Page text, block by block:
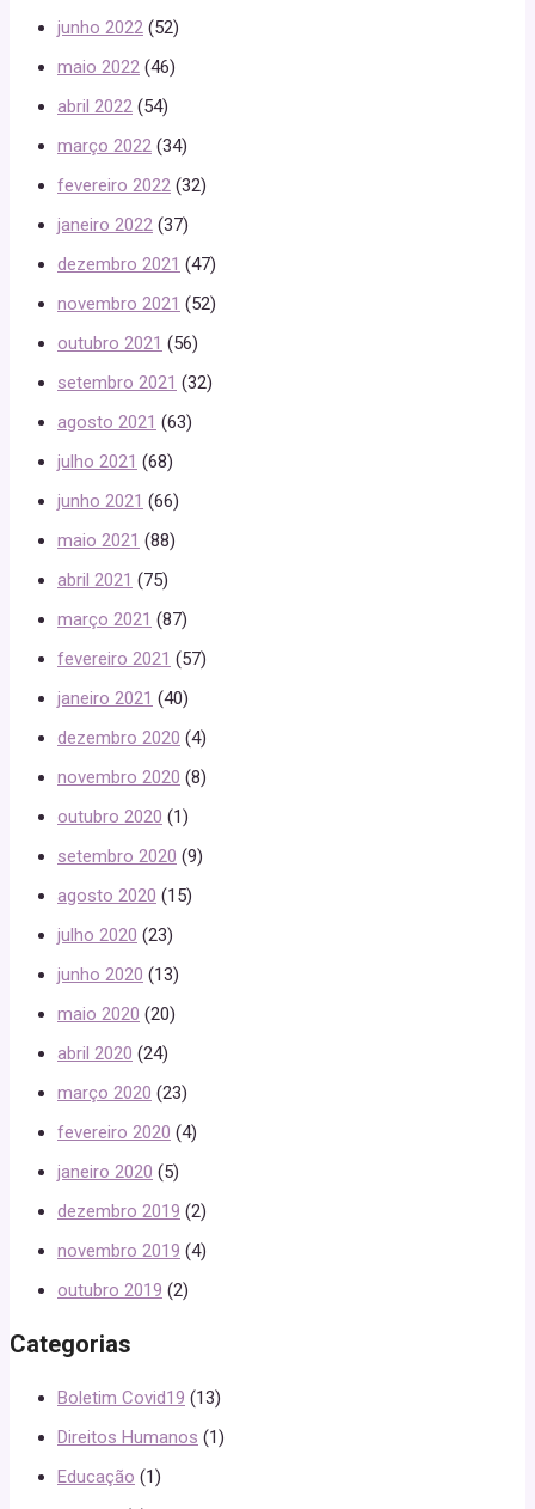
junho 2022 (52)
maio 2022 (46)
abril 2022 (54)
março 2022 (34)
fevereiro 2022 (32)
janeiro 2022 (37)
dezembro 2021 (47)
novembro 2021 (52)
outubro 2021 (56)
setembro 2021 (32)
agosto 2021 (63)
julho 2021 (68)
junho 2021 (66)
maio 2021 (88)
abril 2021 (75)
março 2021 (87)
fevereiro 2021 (57)
janeiro 2021 (40)
dezembro 2020 (4)
novembro 2020 (8)
outubro 2020 (1)
setembro 2020 (9)
agosto 2020 (15)
julho 2020 (23)
junho 2020 (13)
maio 2020 (20)
abril 2020 (24)
março 2020 (23)
fevereiro 2020 (4)
janeiro 2020 (5)
dezembro 2019 (2)
novembro 2019 (4)
outubro 2019 (2)
Categorias
Boletim Covid19 (13)
Direitos Humanos (1)
Educação (1)